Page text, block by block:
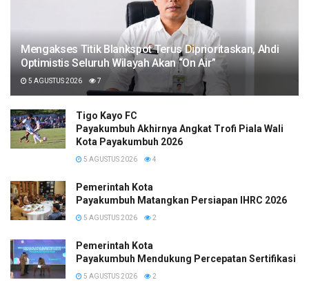
Mengakses Titik Blankspot Terus Diprioritaskan, Ahdi
Optimistis Seluruh Wilayah Akan “On Air”
5 AGUSTUS 2026 7
Tigo Kayo FC
Payakumbuh Akhirnya Angkat Trofi Piala Wali
Kota Payakumbuh 2026
5 AGUSTUS 2026 4
Pemerintah Kota
Payakumbuh Matangkan Persiapan IHRC 2026
5 AGUSTUS 2026 2
Pemerintah Kota
Payakumbuh Mendukung Percepatan Sertifikasi
5 AGUSTUS 2026 2